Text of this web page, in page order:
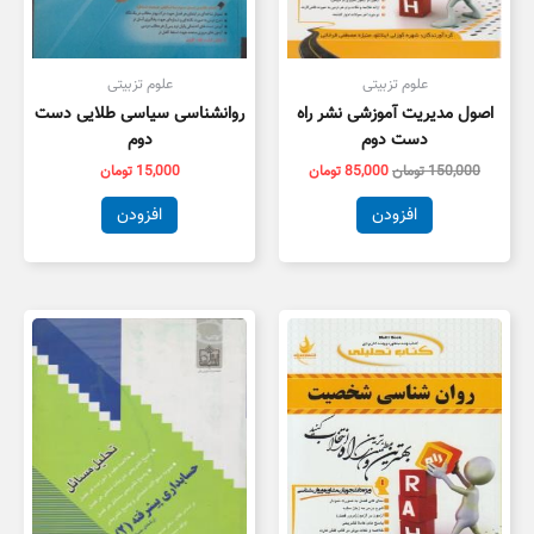
علوم تزبیتی
اصول مدیریت آموزشی نشر راه
دست دوم
150,000تومان85,000تومان
افزودن
علوم تزبیتی
روانشناسی سیاسی طلایی دست
دوم
15,000 تومان
افزودن